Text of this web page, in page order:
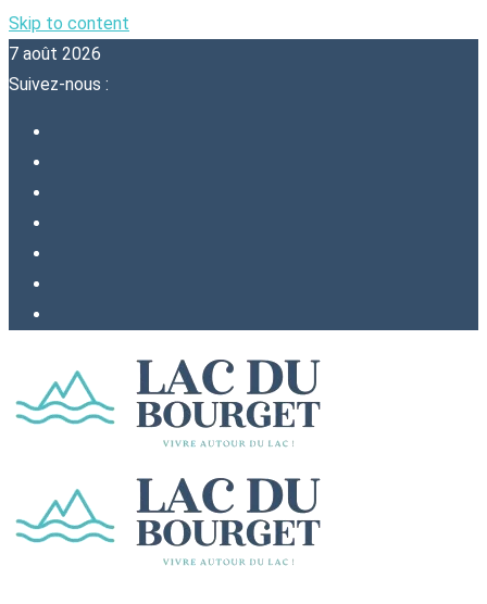
Skip to content
7 août 2026
Suivez-nous :